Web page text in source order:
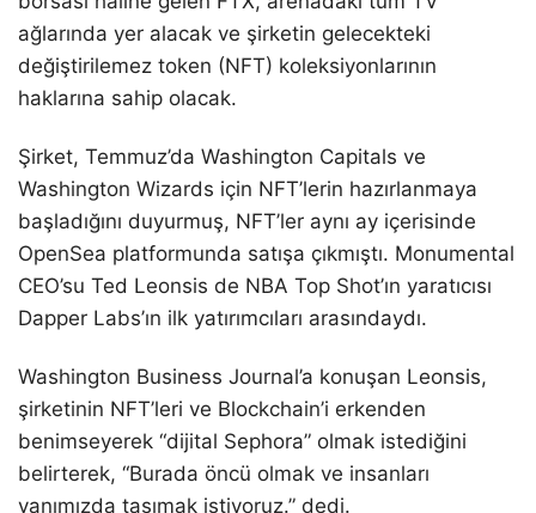
ağlarında yer alacak ve şirketin gelecekteki
değiştirilemez token (NFT) koleksiyonlarının
haklarına sahip olacak.
Şirket, Temmuz’da Washington Capitals ve
Washington Wizards için NFT’lerin hazırlanmaya
başladığını duyurmuş, NFT’ler aynı ay içerisinde
OpenSea platformunda satışa çıkmıştı. Monumental
CEO’su Ted Leonsis de NBA Top Shot’ın yaratıcısı
Dapper Labs’ın ilk yatırımcıları arasındaydı.
Washington Business Journal’a konuşan Leonsis,
şirketinin NFT’leri ve Blockchain’i erkenden
benimseyerek “dijital Sephora” olmak istediğini
belirterek, “Burada öncü olmak ve insanları
yanımızda taşımak istiyoruz.” dedi.